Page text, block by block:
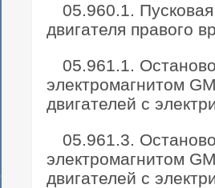
05.960.1.
двигателя правого
05.961.1.
электромагнитом
двигателей с
05.961.3.
электромагнитом
двигателей с